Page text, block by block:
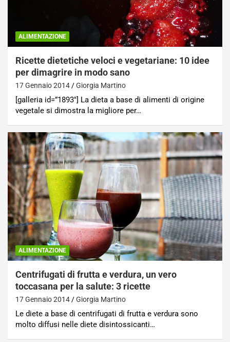
ALIMENTAZIONE
Ricette dietetiche veloci e vegetariane: 10 idee
per dimagrire in modo sano
17 Gennaio 2014 Giorgia Martino
[galleria id=”1893″] La dieta a base di alimenti di origine
vegetale si dimostra la migliore per…
ALIMENTAZIONE
Centrifugati di frutta e verdura, un vero
toccasana per la salute: 3 ricette
17 Gennaio 2014 Giorgia Martino
Le diete a base di centrifugati di frutta e verdura sono
molto diffusi nelle diete disintossicanti…